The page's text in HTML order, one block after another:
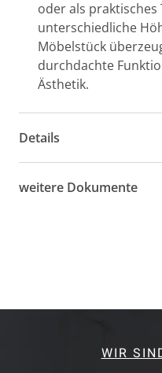
oder als praktisches
unterschiedliche
Möbelstück
durchdachte
Ästhetik.
Details
weitere Dokumente
WIR